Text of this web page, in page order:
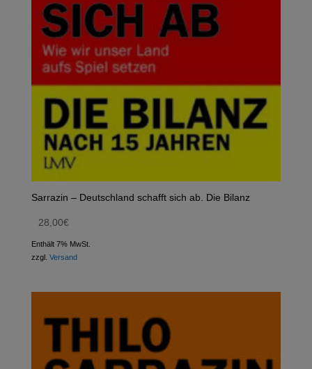
Sarrazin – Deutschland schafft sich ab. Die Bilanz
28,00€
Enthält 7% MwSt.
zzgl. Versand